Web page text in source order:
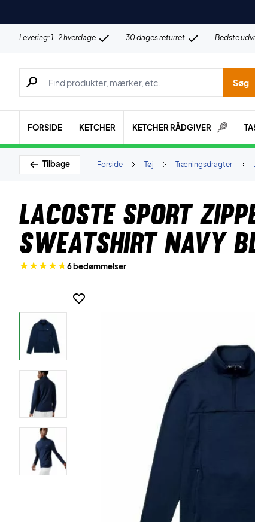
Levering: 1-2 hverdage 30 dages returret Bedste
Søg efter produkter, mærker etc.
Søg
FORSIDE KETCHER KETCHER RÅDGIVER
Tilbage Træningsdragter
Tøj
Forside
Lacoste Sport
Sweatshirt Navy
6 bedømmelser